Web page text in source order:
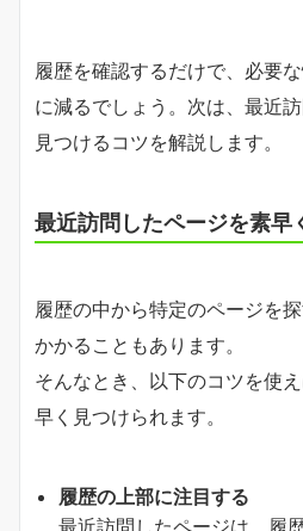
履歴を確認するだけで、必要
に減るでしょう。次は、最近
見つけるコツを解説します。
最近訪問したページを素早
履歴の中から特定のページを
かかることもあります。
そんなとき、以下のコツを使
早く見つけられます。
履歴の上部に注目する
最近訪問したページは、履